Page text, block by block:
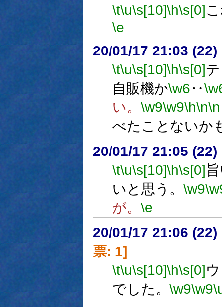
\t\u\s[10]\h\s[0]
\e
20/01/17 21:03 (22)
\t\u\s[10]\h\s[0]
自販機か\w6‥
い。 \w9\w9\h\n\n
べたことないか
20/01/17 21:05 (22)
\t\u\s[10]\h\s[0]
いと思う。 \w9
が。 \e
20/01/17 21:06 (22)
票: 1]
\t\u\s[10]\h\s[0]
でした。 \w9\w9